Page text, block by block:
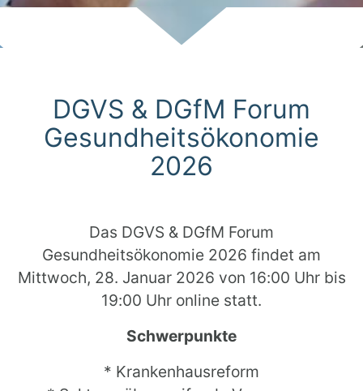
DGVS & DGfM Forum
Gesundheitsökonomie
2026
Das DGVS & DGfM Forum
Gesundheitsökonomie 2026 findet am
Mittwoch, 28. Januar 2026 von 16:00 Uhr bis
19:00 Uhr online statt.
Schwerpunkte
* Krankenhausreform